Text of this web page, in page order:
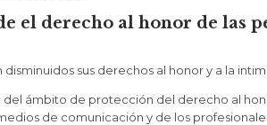
el derecho al honor de las
disminuidos sus derechos al honor y a la
ámbito de protección del derecho al
de comunicación y de los